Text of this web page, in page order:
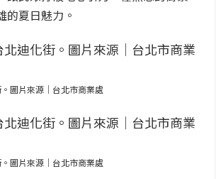
的夏日魅力。
圖片來源｜台北市商業處
圖片來源｜台北市商業處